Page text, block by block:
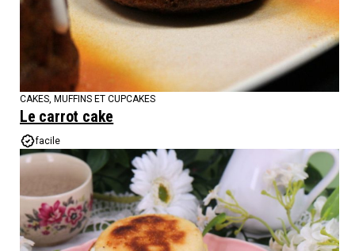
CAKES, MUFFINS ET CUPCAKES
Le carrot cake
facile